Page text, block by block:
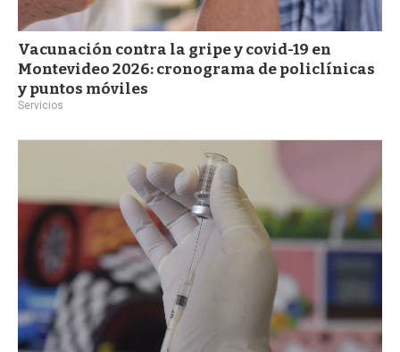
Vacunación contra la gripe y covid-19 en
Montevideo 2026: cronograma de policlínicas
y puntos móviles
Servicios